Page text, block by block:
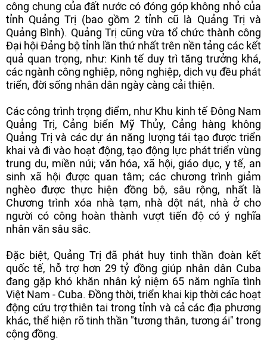
công chung của đất nước có đóng góp không nhỏ của
tỉnh Quảng Trị (bao gồm 2 tỉnh cũ là Quảng Trị và
Quảng Bình). Quảng Trị cũng vừa tổ chức thành công
Đại hội Đảng bộ tỉnh lần thứ nhất trên nền tảng các kết
quả quan trọng, như: Kinh tế duy trì tăng trưởng khá,
các ngành công nghiệp, nông nghiệp, dịch vụ đều phát
triển, đời sống nhân dân ngày càng cải thiện.
Các công trình trọng điểm, như Khu kinh tế Đông Nam
Quảng Trị, Cảng biển Mỹ Thủy, Cảng hàng không
Quảng Trị và các dự án năng lượng tái tạo được triển
khai và đi vào hoạt động, tạo động lực phát triển vùng
trung du, miền núi; văn hóa, xã hội, giáo dục, y tế, an
sinh xã hội được quan tâm; các chương trình giảm
nghèo được thực hiện đồng bộ, sâu rộng, nhất là
Chương trình xóa nhà tạm, nhà dột nát, nhà ở cho
người có công hoàn thành vượt tiến độ có ý nghĩa
nhân văn sâu sắc.
Đặc biệt, Quảng Trị đã phát huy tinh thần đoàn kết
quốc tế, hỗ trợ hơn 29 tỷ đồng giúp nhân dân Cuba
đang gặp khó khăn nhân kỷ niệm 65 năm nghĩa tình
Việt Nam - Cuba. Đồng thời, triển khai kịp thời các hoạt
động cứu trợ thiên tai trong tỉnh và cả các địa phương
khác, thể hiện rõ tinh thần "tương thân, tương ái" trong
cộng đồng.